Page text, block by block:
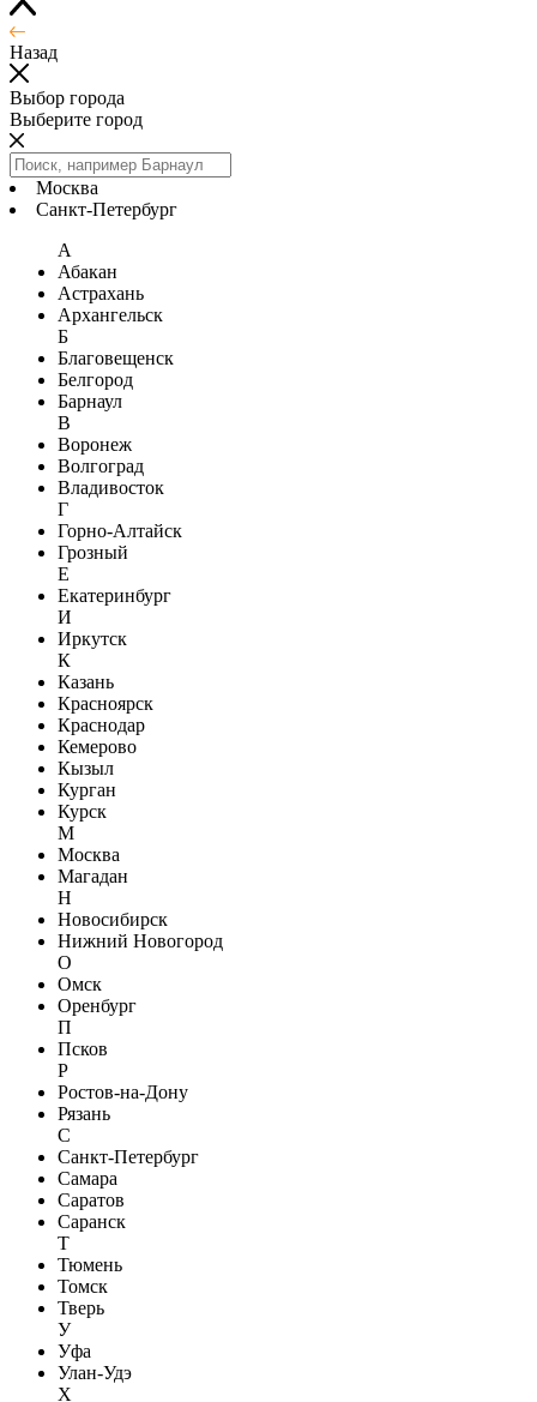
Назад
Выбор города
Выберите город
Москва
Санкт-Петербург
А
Абакан
Астрахань
Архангельск
Б
Благовещенск
Белгород
Барнаул
В
Воронеж
Волгоград
Владивосток
Г
Горно-Алтайск
Грозный
Е
Екатеринбург
И
Иркутск
К
Казань
Красноярск
Краснодар
Кемерово
Кызыл
Курган
Курск
М
Москва
Магадан
Н
Новосибирск
Нижний Новогород
О
Омск
Оренбург
П
Псков
Р
Ростов-на-Дону
Рязань
С
Санкт-Петербург
Самара
Саратов
Саранск
Т
Тюмень
Томск
Тверь
У
Уфа
Улан-Удэ
Х